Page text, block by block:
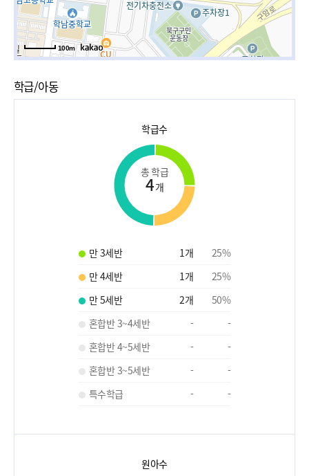
100m
학급/아동
학급수
총 학급
4개
만 3세반 1개 25%
만 4세반
1개 25%
만 5세반
2개 50%
혼합반 3~4세반
-
-
혼합반 4~5세반
-
-
혼합반 3~5세반
-
-
특수학급
- -
원아수